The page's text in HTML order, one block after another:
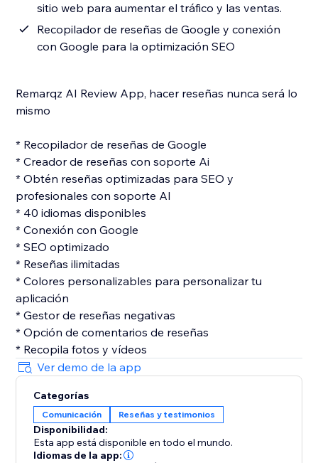
sitio web para aumentar el tráfico y las ventas.
Recopilador de reseñas de Google y conexión
con Google para la optimización SEO
Remarqz AI Review App, hacer reseñas nunca será lo
mismo
* Recopilador de reseñas de Google
* Creador de reseñas con soporte Ai
* Obtén reseñas optimizadas para SEO y
profesionales con soporte AI
* 40 idiomas disponibles
* Conexión con Google
* SEO optimizado
* Reseñas ilimitadas
* Colores personalizables para personalizar tu
aplicación
* Gestor de reseñas negativas
* Opción de comentarios de reseñas
* Recopila fotos y vídeos
Ver demo de la app
Categorías
Comunicación Reseñas y testimonios
Disponibilidad:
Esta app está disponible en todo el mundo.
Idiomas de la app: